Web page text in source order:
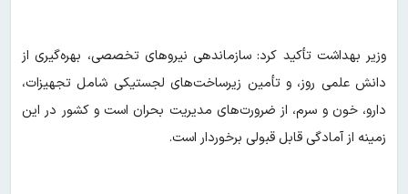
وزیر بهداشت تأکید کرد: سازماندهی نیروهای تخصصی، بهره‌گیری از
دانش علمی روز، و تأمین زیرساخت‌های لجستیکی شامل تجهیزات،
دارو، خون و سرم، از ضرورت‌های مدیریت بحران است و کشور در این
زمینه از آمادگی قابل قبولی برخوردار است.